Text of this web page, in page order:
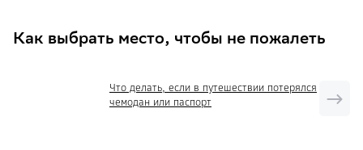
Как выбрать место, чтобы не пожалеть
Что делать, если в путешествии потерялся
чемодан или паспорт